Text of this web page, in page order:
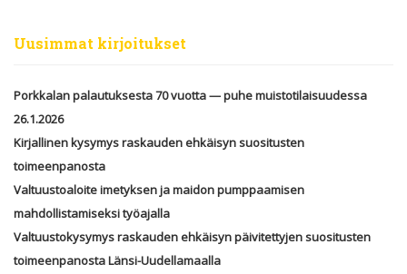
Uusimmat kirjoitukset
Porkkalan palautuksesta 70 vuotta — puhe muistotilaisuudessa
26.1.2026
Kirjallinen kysymys raskauden ehkäisyn suositusten
toimeenpanosta
Valtuustoaloite imetyksen ja maidon pumppaamisen
mahdollistamiseksi työajalla
Valtuustokysymys raskauden ehkäisyn päivitettyjen suositusten
toimeenpanosta Länsi-Uudellamaalla